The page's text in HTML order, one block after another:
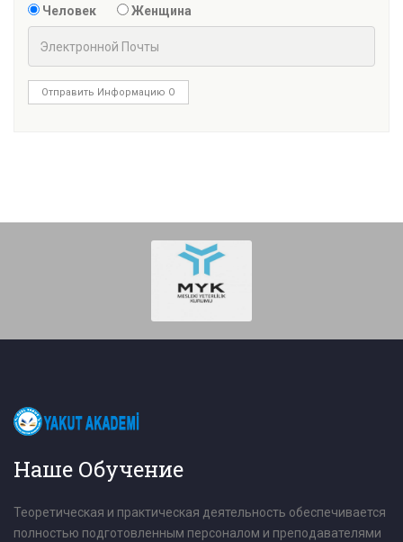
Человек Женщина
Отправить Информацию О
Наше Обучение
Теоретическая и практическая деятельность обеспечивается
полностью подготовленным персоналом и преподавателями